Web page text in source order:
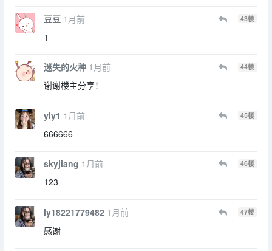
豆豆 1月前 43楼
1
迷失的火种 1月前 44楼
谢谢楼主分享！
yly1 1月前 45楼
666666
skyjiang 1月前 46楼
123
ly18221779482 1月前 47楼
感谢